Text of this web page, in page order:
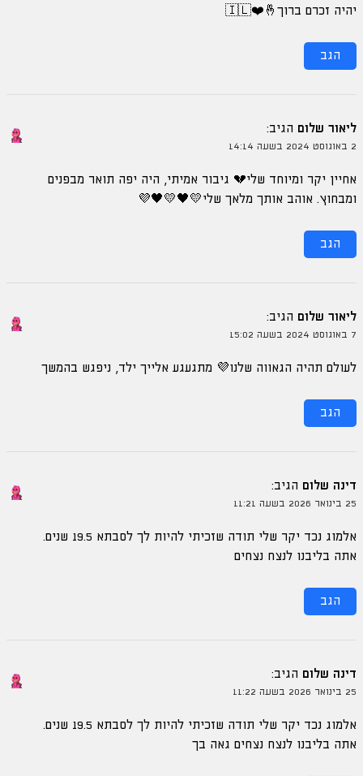
יהיה זכרם ברוך🤞❤️🇮🇱
הגב
ליאור שלום הגיב:
2 באוגוסט 2024 בשעה 14:14
אחיין יקר ומיוחד שלי💔 גיבור אמיתי, היה יפה תואר מבפנים
ומבחוץ. אוהב אותך מלאך שלי💛🖤💛🖤💜
הגב
ליאור שלום הגיב:
7 באוגוסט 2024 בשעה 15:02
לעולם תהיה הגאווה שלנו💜 מתגעגע אלייך ילד, ניפגש בהמשך
הגב
דינה שלום הגיב:
25 בינואר 2026 בשעה 11:21
אלמוג נכד יקר שלי תודה שזכיתי להיות לך לסבתא 19.5 שנים.
אתה בליבנו לנצח נצחים
הגב
דינה שלום הגיב:
25 בינואר 2026 בשעה 11:22
אלמוג נכד יקר שלי תודה שזכיתי להיות לך לסבתא 19.5 שנים.
אתה בליבנו לנצח נצחים גאה בך